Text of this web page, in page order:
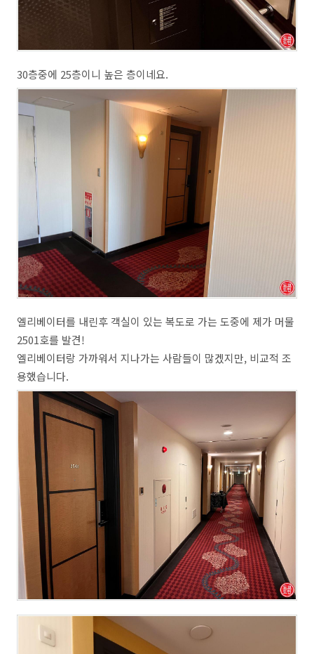
30층중에 25층이니 높은 층이네요.
엘리베이터를 내린후 객실이 있는 복도로 가는 도중에 제가 머물
2501호를 발견!
엘리베이터랑 가까워서 지나가는 사람들이 많겠지만, 비교적 조
용했습니다.